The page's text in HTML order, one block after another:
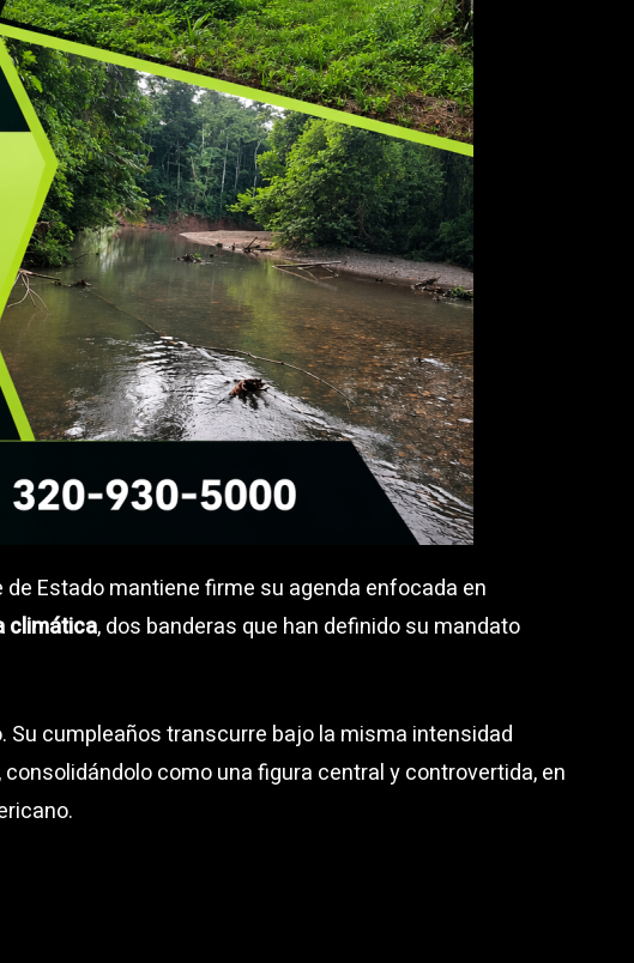
Estado mantiene firme su agenda enfocada en
climática, dos banderas que han definido su mandato
Su cumpleaños transcurre bajo la misma intensidad
como una figura central y controvertida, en